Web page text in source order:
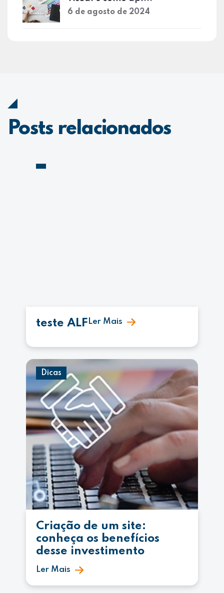
6 de agosto de 2024
Posts relacionados
teste ALF Ler Mais
Dicas
Criação de um site:
conheça os benefícios
desse investimento
Ler Mais